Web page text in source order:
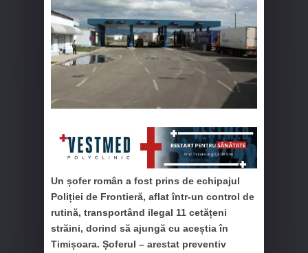
Un șofer român a fost prins de echipajul
Poliției de Frontieră, aflat într-un control de
rutină, transportând ilegal 11 cetățeni
străini, dorind să ajungă cu aceștia în
Timișoara. Șoferul – arestat preventiv